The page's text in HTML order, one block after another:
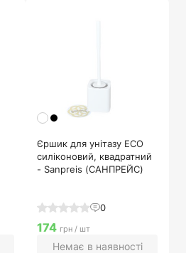
Єршик для унітазу ECO
силіконовий, квадратний
- Sanpreis (САНПРЕЙС)
0
174 грн / шт
Немає в наявності